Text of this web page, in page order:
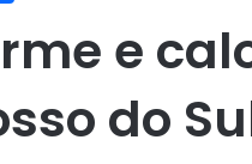
e
do